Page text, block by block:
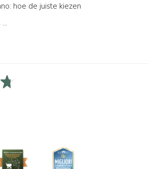
hoe de juiste kiezen